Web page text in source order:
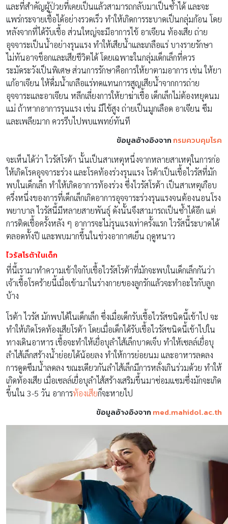
และที่สำคัญผู้ป่วยที่เคยเป็นแล้วสามารถกลับมาเป็นซ้ำได้ และจะ
แพร่กระจายเชื้อได้อย่างรวดเร็ว ทำให้เกิดการระบาดเป็นกลุ่มก้อน โดย
หลังจากที่ได้รับเชื้อ ส่วนใหญ่จะมีอาการไข้ อาเจียน ท้องเสีย ถ่าย
อุจจาระเป็นน้ำอย่างรุนแรง ทำให้เสียน้ำและเกลือแร่ บางรายรักษา
ไม่ทันอาจช็อกและเสียชีวิตได้ โดยเฉพาะในกลุ่มเด็กเล็กที่ควร
ระมัดระวังเป็นพิเศษ ส่วนการรักษาคือการให้ยาตามอาการ เช่น ให้ยา
แก้อาเจียน ให้ดื่มน้ำเกลือแร่ทดแทนการสูญเสียน้ำจากการถ่าย
อุจจาระและอาเจียน หลีกเลี่ยงการให้ยาฆ่าเชื้อ เด็กเล็กไม่ต้องหยุดนม
แม่ ถ้าหากอาการรุนแรง เช่น มีไข้สูง ถ่ายเป็นมูกเลือด อาเจียน ซึม
และเพลียมาก ควรรีบไปพบแพทย์ทันที
ข้อมูลอ้างอิงจากกรมควบคุมโรค
จะเห็นได้ว่า ไวรัสโรต้า นั้นเป็นสาเหตุหนึ่งจากหลายสาเหตุในการก่อ
ให้เกิดโรคอุจจาระร่วง และโรคท้องร่วงรุนแรง โรต้าเป็นเชื้อไวรัสที่มัก
พบในเด็กเล็ก ทำให้เกิดอาการท้องร่วง ซึ่งไวรัสโรต้า เป็นสาเหตุเกือบ
ครึ่งหนึ่งของการที่เด็กเล็กเกิดอาการอุจจาระร่วงรุนแรงจนต้องนอนโรง
พยาบาล ไวรัสนี้มีหลายสายพันธุ์ ดังนั้นจึงสามารถเป็นซ้ำได้อีก แต่
การติดเชื้อครั้งหลัง ๆ อาการจะไม่รุนแรงเท่าครั้งแรก ไวรัสนี้ระบาดได้
ตลอดทั้งปี และพบมากขึ้นในช่วงอากาศเย็น ฤดูหนาว
ไวรัสโรต้าในเด็ก
ที่นี้เรามาทำความเข้าใจกับเชื้อไวรัสโรต้าที่มักจะพบในเด็กเล็กกันว่า
เจ้าเชื้อโรคร้ายนี้เมื่อเข้ามาในร่างกายของลูกรักแล้วจะทำอะไรกับลูก
บ้าง
โรต้า ไวรัส มักพบได้ในเด็กเล็ก ซึ่งเมื่อเด็กรับเชื้อไวรัสชนิดนี้เข้าไป จะ
ทำให้เกิดโรคท้องเสียโรต้า โดยเมื่อเด็กได้รับเชื้อไวรัสชนิดนี้เข้าไปใน
ทางเดินอาหาร เชื้อจะทำให้เยื่อบุลำไส้เล็กบาดเจ็บ ทำให้เซลล์เยื่อบุ
ลำไส้เล็กสร้างน้ำย่อยได้น้อยลง ทำให้การย่อยนม และอาหารลดลง
การดูดซึมน้ำลดลง ขณะเดียวกันลำไส้เล็กมีการหลั่งเกินร่วมด้วย ทำให้
เกิดท้องเสีย เมื่อเซลล์เยื่อบุลำไส้สร้างเสริมขึ้นมาซ่อมแซมซึ่งมักจะเกิด
ขึ้นใน 3-5 วัน อาการท้องเสียก็จะหายไป
ข้อมูลอ้างอิงจาก med.mahidol.ac.th